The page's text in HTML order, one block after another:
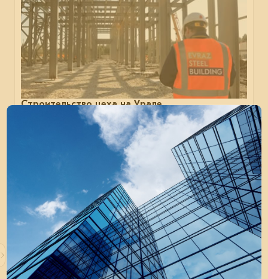
Строительство цеха на Урале
Компания EVRAZ STEEL BUILDING выполнила поставку
3020 т металлоконструкций для горно-
перерабатывающего предприятия в Свердловской
проектирование
13 августа 2025